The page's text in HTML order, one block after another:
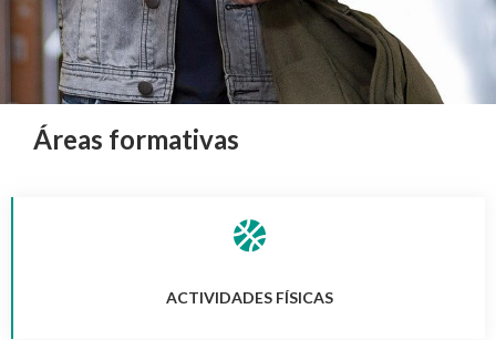
Áreas formativas
ACTIVIDADES FÍSICAS